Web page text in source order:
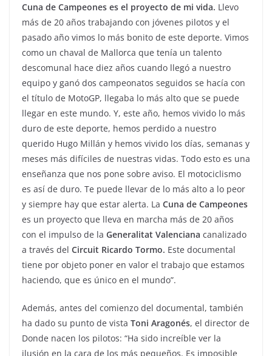
Cuna de Campeones es el proyecto de mi vida. Llevo
más de 20 años trabajando con jóvenes pilotos y el
pasado año vimos lo más bonito de este deporte. Vimos
como un chaval de Mallorca que tenía un talento
descomunal hace diez años cuando llegó a nuestro
equipo y ganó dos campeonatos seguidos se hacía con
el título de MotoGP, llegaba lo más alto que se puede
llegar en este mundo. Y, este año, hemos vivido lo más
duro de este deporte, hemos perdido a nuestro
querido Hugo Millán y hemos vivido los días, semanas y
meses más difíciles de nuestras vidas. Todo esto es una
enseñanza que nos pone sobre aviso. El motociclismo
es así de duro. Te puede llevar de lo más alto a lo peor
y siempre hay que estar alerta. La Cuna de Campeones
es un proyecto que lleva en marcha más de 20 años
con el impulso de la Generalitat Valenciana canalizado
a través del Circuit Ricardo Tormo. Este documental
tiene por objeto poner en valor el trabajo que estamos
haciendo, que es único en el mundo”.
Además, antes del comienzo del documental, también
ha dado su punto de vista Toni Aragonés, el director de
Donde nacen los pilotos: “Ha sido increíble ver la
ilusión en la cara de los más pequeños. Es imposible